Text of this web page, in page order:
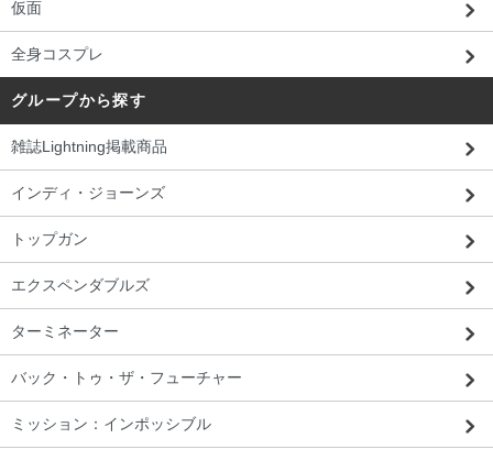
埼玉県 J・U様 「気持ち良くショッピン
仮面
全身コスプレ
グループから探す
雑誌Lightning掲載商品
インディ・ジョーンズ
トップガン
エクスペンダブルズ
ターミネーター
バック・トゥ・ザ・フューチャー
ミッション：インポッシブル